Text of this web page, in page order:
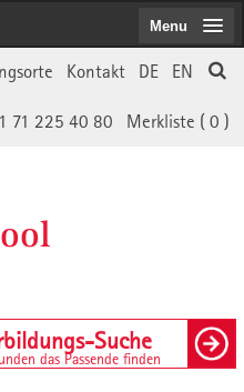
EN
DE
Kontakt
Merkliste ( 0 )
71 225 40 80
Suche
das Passende finden
Menu